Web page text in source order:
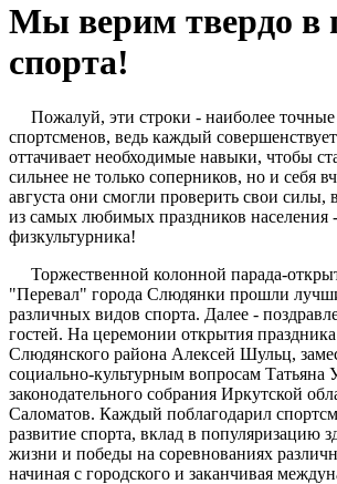
Мы верим твердо в
спорта!
Пожалуй, эти строки - наиболее
спортсменов, ведь каждый
оттачивает необходимые навыки, чтобы
сильнее не только соперников, но и себя
августа они смогли проверить свои силы,
из самых любимых праздников населения
физкультурника!
Торжественной колонной парада-
"Перевал" города Слюдянки прошли
различных видов спорта. Далее -
гостей. На церемонии открытия
Слюдянского района Алексей Шульц,
социально-культурным вопросам Татьяна
законодательного собрания Иркутской
Саломатов. Каждый поблагодарил
развитие спорта, вклад в популяризацию
жизни и победы на соревнованиях
начиная с городского и заканчивая